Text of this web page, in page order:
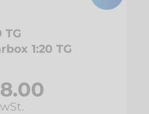
TG
1:20 TG